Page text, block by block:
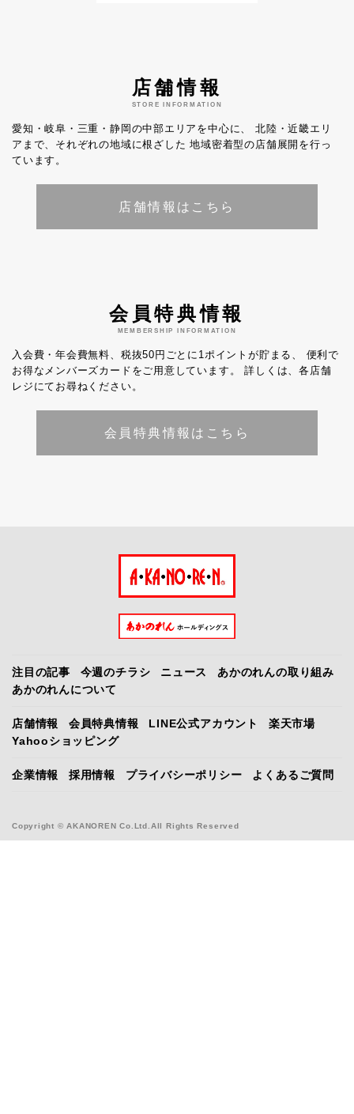
店舗情報
STORE INFORMATION
愛知・岐阜・三重・静岡の中部エリアを中心に、
北陸・近畿エリ
アまで、それぞれの地域に根ざした 地域密着型の店舗展開を行っ
ています。
店舗情報はこちら
会員特典情報
MEMBERSHIP INFORMATION
入会費・年会費無料、税抜50円ごとに1ポイントが貯まる、
便利で
お得なメンバーズカードをご用意しています。
詳しくは、各店舗
レジにてお尋ねください。
会員特典情報はこちら
Copyright © AKANOREN Co.Ltd.All Rights Reserved
注目の記事 今週のチラシ ニュース
あかのれんの取り組み
あかのれんについて
店舗情報 会員特典情報 LINE公式アカウント
楽天市場
Yahooショッピング
企業情報 採用情報 プライバシーポリシー よくあるご質問